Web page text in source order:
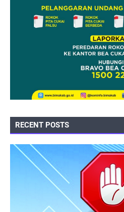
RECENT POSTS